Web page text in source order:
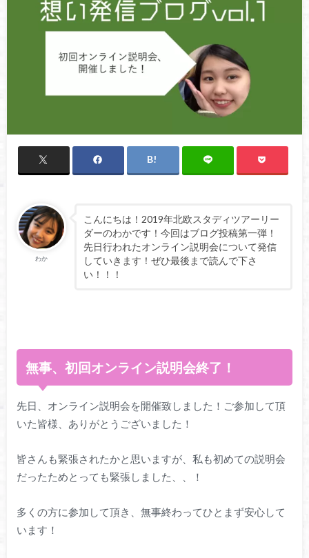
わか
こんにちは！2019年北欧スタディツアーリー
ダーのわかです！今回はブログ投稿第一弾！
先日行われたオンライン説明会について発信
していきます！ぜひ最後まで読んで下さ
い！！！
無事、初回オンライン説明会終了！
先日、オンライン説明会を開催致しました！ご参加して頂
いた皆様、ありがとうございました！
皆さんも緊張されたかと思いますが、私も初めての説明会
だったためとっても緊張しました、、！
多くの方に参加して頂き、無事終わってひとまず安心して
います！